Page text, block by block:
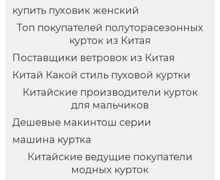
купить пуховик женский
Топ покупателей полуторасезонных
курток из Китая
Поставщики ветровок из Китая
Китай Какой стиль пуховой куртки
Китайские производители курток
для мальчиков
Дешевые макинтош серии
машина куртка
Китайские ведущие покупатели
модных курток